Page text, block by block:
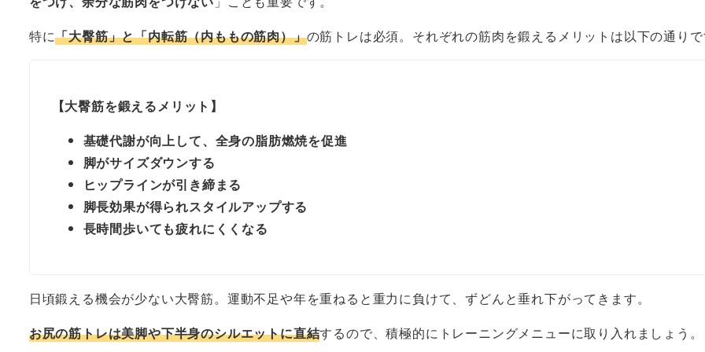
特に「大臀筋」と「内転筋（内ももの筋肉）」の筋トレは必須。それぞれの筋肉を鍛えるメリットは以下の通り
【大臀筋を鍛えるメリット】
基礎代謝が向上して、全身の脂肪燃焼を促進
脚がサイズダウンする
ヒップラインが引き締まる
脚長効果が得られスタイルアップする
長時間歩いても疲れにくくなる
日頃鍛える機会が少ない大臀筋。運動不足や年を重ねると重力に負けて、ずどんと垂れ下がってきます。
お尻の筋トレは美脚や下半身のシルエットに直結するので、積極的にトレーニングメニューに取り入れましょう。